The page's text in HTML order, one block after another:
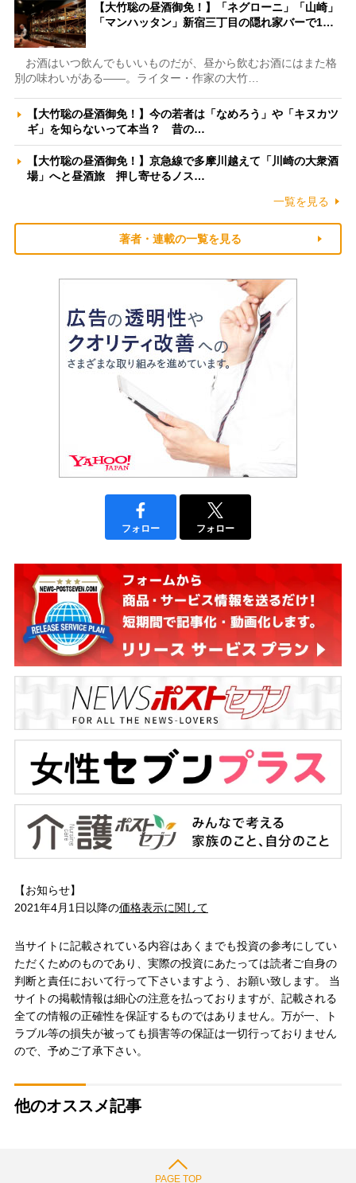
【大竹聡の昼酒御免！】「ネグローニ」「山崎」
「マンハッタン」新宿三丁目の隠れ家バーで1…
お酒はいつ飲んでもいいものだが、昼から飲むお酒にはまた格
別の味わいがある――。ライター・作家の大竹…
【大竹聡の昼酒御免！】今の若者は「なめろう」や「キヌカツ
ギ」を知らないって本当？ 昔の…
【大竹聡の昼酒御免！】京急線で多摩川越えて「川崎の大衆酒
場」へと昼酒旅 押し寄せるノス…
一覧を見る
著者・連載の一覧を見る
フォロー フォロー
【お知らせ】
2021年4月1日以降の価格表示に関して
当サイトに記載されている内容はあくまでも投資の参考にしてい
ただくためのものであり、実際の投資にあたっては読者ご自身の
判断と責任において行って下さいますよう、お願い致します。 当
サイトの掲載情報は細心の注意を払っておりますが、記載される
全ての情報の正確性を保証するものではありません。万が一、ト
ラブル等の損失が被っても損害等の保証は一切行っておりません
ので、予めご了承下さい。
他のオススメ記事
PAGE TOP